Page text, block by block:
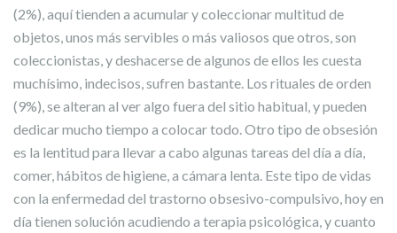
(2%), aquí tienden a acumular y coleccionar multitud de
objetos, unos más servibles o más valiosos que otros, son
coleccionistas, y deshacerse de algunos de ellos les cuesta
muchísimo, indecisos, sufren bastante. Los rituales de orden
(9%), se alteran al ver algo fuera del sitio habitual, y pueden
dedicar mucho tiempo a colocar todo. Otro tipo de obsesión
es la lentitud para llevar a cabo algunas tareas del día a día,
comer, hábitos de higiene, a cámara lenta. Este tipo de vidas
con la enfermedad del trastorno obsesivo-compulsivo, hoy en
día tienen solución acudiendo a terapia psicológica, y cuanto